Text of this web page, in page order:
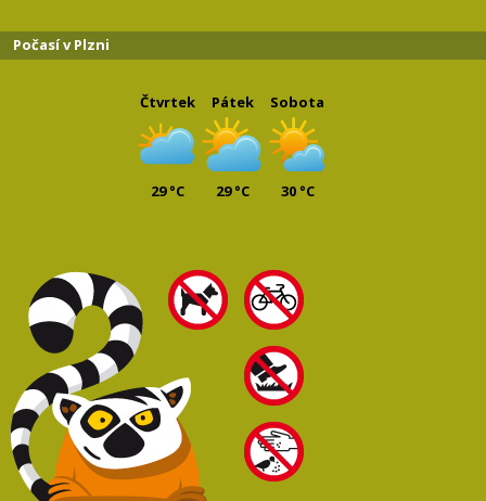
Počasí v Plzni
Čtvrtek
29 °C
Pátek
29 °C
Sobota
30 °C